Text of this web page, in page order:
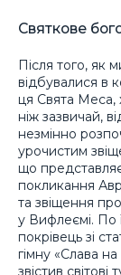
Святкове
Після того, як
відбувалися в
ця Свята Меса,
ніж зазвичай,
незмінно
урочистим
що представляє
покликання
та звіщення
у Вифлеємі. По
покрівець зі
гімну «Слава
звістив